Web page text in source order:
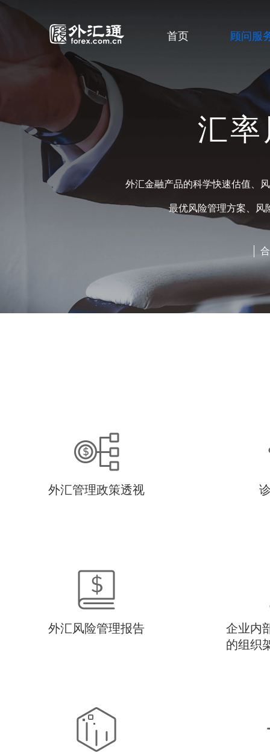
首页 顾问服
汇
外汇金融产品的科学快速估值、
最优风险管理方案、风
外汇管理政策透视
外汇风险管理报告
企业内
的组织